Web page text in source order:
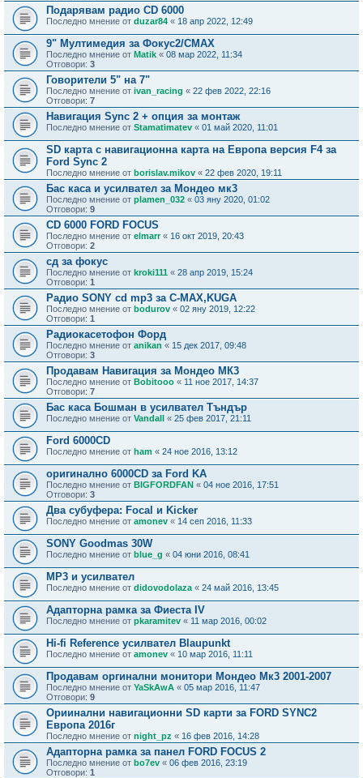
Подарявам радио CD 6000
Последно мнение от duzar84 « 18 апр 2022, 12:49
9" Мултимедия за Фокус2/CMAX
Последно мнение от Matik « 08 мар 2022, 11:34
Отговори: 3
Говорители 5" на 7"
Последно мнение от ivan_racing « 22 фев 2022, 22:16
Отговори: 7
Навигация Sync 2 + опция за монтаж
Последно мнение от Stamatimatev « 01 май 2020, 11:01
SD карта с навигационна карта на Европа версия F4 за
Ford Sync 2
Последно мнение от borislav.mikov « 22 фев 2020, 19:11
Бас каса и усилвател за Мондео мк3
Последно мнение от plamen_032 « 03 яну 2020, 01:02
Отговори: 9
CD 6000 FORD FOCUS
Последно мнение от elmarr« 16 окт 2019, 20:43
Отговори: 2
сд за фокус
Последно мнение от kroki111 « 28 апр 2019, 15:24
Отговори: 1
Радио SONY cd mp3 за C-MAX,KUGA
Последно мнение от bodurov « 02 яну 2019, 12:22
Отговори: 1
Радиокасетофон Форд
Последно мнение от anikan « 15 дек 2017, 09:48
Отговори: 3
Продавам Навигация за Мондео МК3
Последно мнение от Bobitooo « 11 ное 2017, 14:37
Отговори: 7
Бас каса Бошман в усилвател Тъндър
Последно мнение от Vandall « 25 фев 2017, 21:11
Ford 6000CD
Последно мнение от ham « 24 ное 2016, 13:12
оригинално 6000CD за Ford KA
Последно мнение от BIGFORDFAN « 04 ное 2016, 17:51
Отговори: 3
Два субуфера: Focal и Kicker
Последно мнение от amonev « 14 сеп 2016, 11:33
SONY Goodmas 30W
Последно мнение от blue_g « 04 юни 2016, 08:41
MP3 и усилвател
Последно мнение от didovodolaza « 24 май 2016, 13:45
Адапторна рамка за Фиеста IV
Последно мнение от pkaramitev « 11 мар 2016, 00:02
Hi-fi Reference усилвател Blaupunkt
Последно мнение от amonev « 10 мар 2016, 11:11
Продавам оргинални монитори Мондео Мк3 2001-2007
Последно мнение от YaSkAwA « 05 мар 2016, 11:47
Отговори: 9
Ориинални навигационни SD карти за FORD SYNC2
Европа 2016г
Последно мнение от night_pz « 16 фев 2016, 14:28
Адапторна рамка за панел FORD FOCUS 2
Последно мнение от bo7ev « 06 фев 2016, 23:19
Отговори: 1